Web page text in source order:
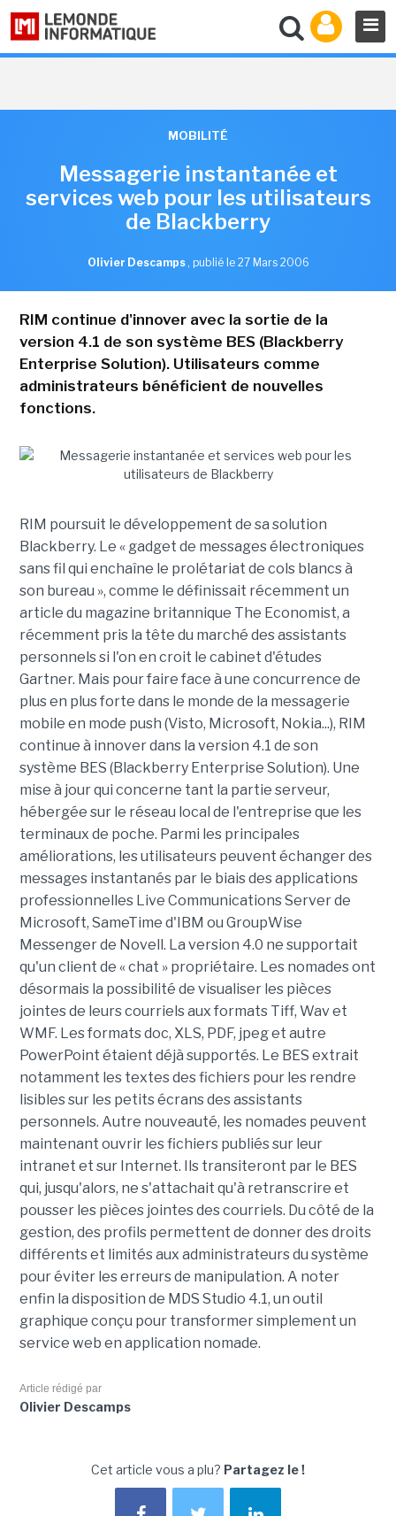
MOBILITÉ
Messagerie instantanée et
services web pour les utilisateurs
de Blackberry
Olivier Descamps , publié le 27 Mars 2006
RIM continue d'innover avec la sortie de la
version 4.1 de son système BES (Blackberry
Enterprise Solution). Utilisateurs comme
administrateurs bénéficient de nouvelles
fonctions.
RIM poursuit le développement de sa solution
Blackberry. Le « gadget de messages électroniques
sans fil qui enchaîne le prolétariat de cols blancs à
son bureau », comme le définissait récemment un
article du magazine britannique The Economist, a
récemment pris la tête du marché des assistants
personnels si l'on en croit le cabinet d'études
Gartner. Mais pour faire face à une concurrence de
plus en plus forte dans le monde de la messagerie
mobile en mode push (Visto, Microsoft, Nokia...), RIM
continue à innover dans la version 4.1 de son
système BES (Blackberry Enterprise Solution). Une
mise à jour qui concerne tant la partie serveur,
hébergée sur le réseau local de l'entreprise que les
terminaux de poche. Parmi les principales
améliorations, les utilisateurs peuvent échanger des
messages instantanés par le biais des applications
professionnelles Live Communications Server de
Microsoft, SameTime d'IBM ou GroupWise
Messenger de Novell. La version 4.0 ne supportait
qu'un client de « chat » propriétaire. Les nomades ont
désormais la possibilité de visualiser les pièces
jointes de leurs courriels aux formats Tiff, Wav et
WMF. Les formats doc, XLS, PDF, jpeg et autre
PowerPoint étaient déjà supportés. Le BES extrait
notamment les textes des fichiers pour les rendre
lisibles sur les petits écrans des assistants
personnels. Autre nouveauté, les nomades peuvent
maintenant ouvrir les fichiers publiés sur leur
intranet et sur Internet. Ils transiteront par le BES
qui, jusqu'alors, ne s'attachait qu'à retranscrire et
pousser les pièces jointes des courriels. Du côté de la
gestion, des profils permettent de donner des droits
différents et limités aux administrateurs du système
pour éviter les erreurs de manipulation. A noter
enfin la disposition de MDS Studio 4.1, un outil
graphique conçu pour transformer simplement un
service web en application nomade.
Article rédigé par
Olivier Descamps
Cet article vous a plu? Partagez le !